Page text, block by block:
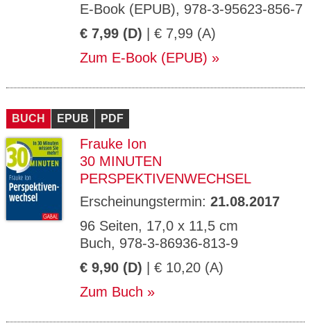
E-Book (EPUB), 978-3-95623-856-7
€ 7,99 (D) | € 7,99 (A)
Zum E-Book (EPUB)
BUCH EPUB PDF
Frauke Ion
30 MINUTEN
PERSPEKTIVENWECHSEL
Erscheinungstermin: 21.08.2017
96 Seiten, 17,0 x 11,5 cm
Buch, 978-3-86936-813-9
€ 9,90 (D) | € 10,20 (A)
Zum Buch